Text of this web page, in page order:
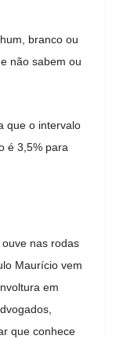
branco ou
não sabem ou
que o intervalo
é 3,5% para
nas rodas
Maurício vem
em
que conhece